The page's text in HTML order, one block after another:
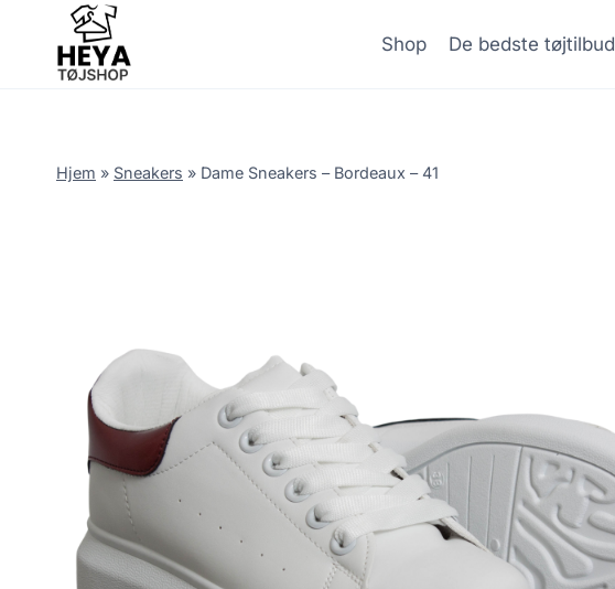
content
Shop De bedste tøjtilbud
Hjem » Sneakers » Dame Sneakers – Bordeaux – 41